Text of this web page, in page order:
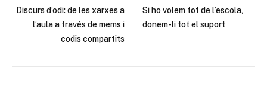
Discurs d’odi: de les xarxes a
l’aula a través de mems i
codis compartits
Si ho volem tot de l’escola,
donem-li tot el suport